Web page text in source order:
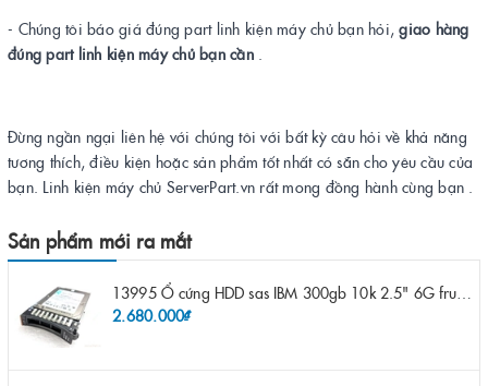
- Chúng tôi báo giá đúng part linh kiện máy chủ bạn hỏi,giao hàng
đúng part linh kiện máy chủ bạn cần.
Đừng ngần ngại liên hệ với chúng tôi với bất kỳ câu hỏi về khả năng
tương thích, điều kiện hoặc sản phẩm tốt nhất có sẵn cho yêu cầu của
bạn. Linh kiện máy chủ ServerPart.vn rất mong đồng hành cùng bạn .
Sản phẩm mới ra mắt
13995 Ổ cứng HDD sas IBM 300gb 10k 2.5" 6G fru 44W2265 opt 44W2264 pn 44W2268 ST9300503SS
2.680.000₫